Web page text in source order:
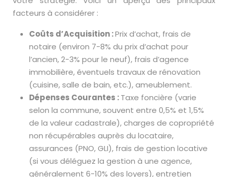
facteurs à considérer :
Coûts d’Acquisition :Prix d’achat, frais de
notaire (environ 7-8% du prix d’achat pour
l’ancien, 2-3% pour le neuf), frais d’agence
immobilière, éventuels travaux de rénovation
(cuisine, salle de bain, etc.), ameublement.
Dépenses Courantes :Taxe foncière (varie
selon la commune, souvent entre 0,5% et 1,5%
de la valeur cadastrale), charges de copropriété
non récupérables auprès du locataire,
assurances (PNO, GLI), frais de gestion locative
(si vous déléguez la gestion à une agence,
généralement 6-10% des loyers), entretien